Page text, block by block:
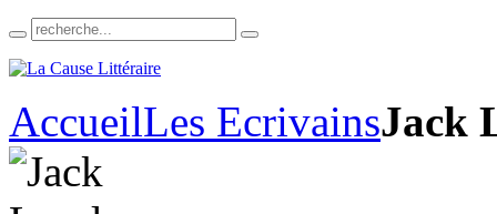
AccueilLes EcrivainsJack